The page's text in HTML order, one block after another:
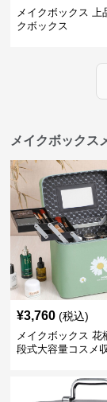
メイクボックス 上
クボックス
メイクボックス
¥3,760 (税込)
メイクボックス 花
段式大容量コスメ